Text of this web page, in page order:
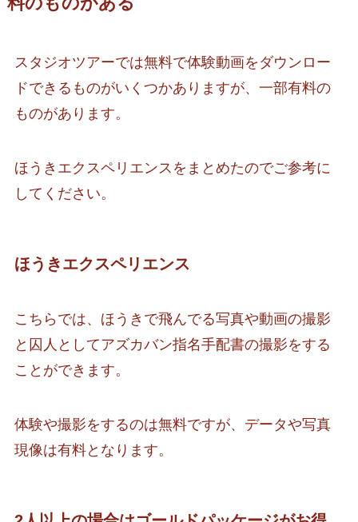
スタジオツアーでは無料で体験動画をダウンロー
ドできるものがいくつかありますが、一部有料の
ものがあります。
ほうきエクスペリエンスをまとめたのでご参考に
してください。
ほうきエクスペリエンス
こちらでは、ほうきで飛んでる写真や動画の撮影
と囚人としてアズカバン指名手配書の撮影をする
ことができます。
体験や撮影をするのは無料ですが、データや写真
現像は有料となります。